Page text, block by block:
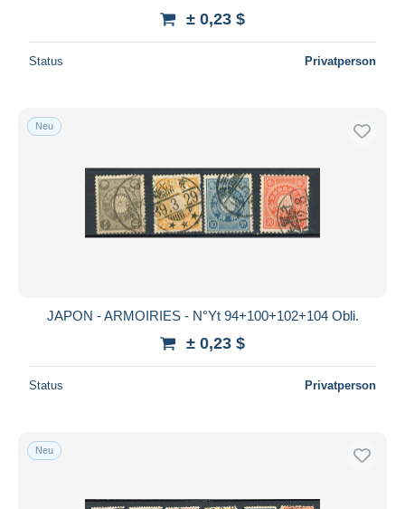
± 0,23 $
Status Privatperson
Neu
JAPON - ARMOIRIES - N°Yt 94+100+102+104 Obli.
± 0,23 $
Status Privatperson
Neu